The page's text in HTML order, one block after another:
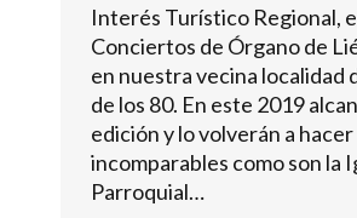
Interés Turístico Regional,
Conciertos de Órgano de
en nuestra vecina localidad
de los 80. En este 2019
edición y lo volverán a
incomparables como son la
Parroquial…